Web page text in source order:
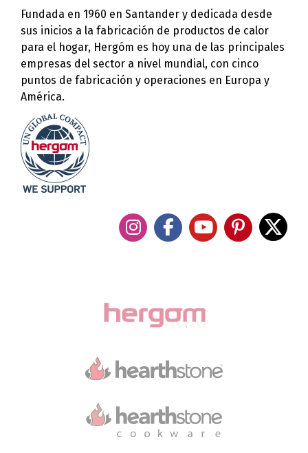
Fundada en 1960 en Santander y dedicada desde
sus inicios a la fabricación de productos de calor
para el hogar, Hergóm es hoy una de las principales
empresas del sector a nivel mundial, con cinco
puntos de fabricación y operaciones en Europa y
América.